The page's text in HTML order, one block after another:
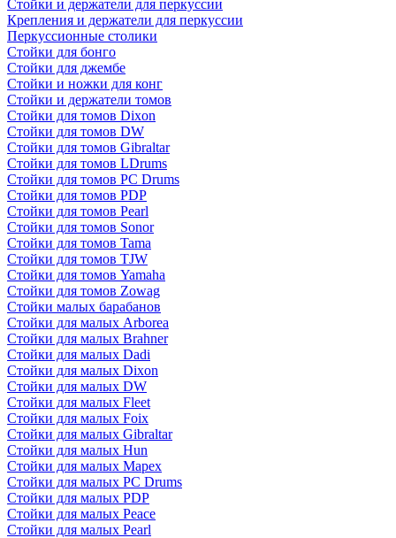
Стойки и держатели для перкуссии
Крепления и держатели для перкуссии
Перкуссионные столики
Стойки для бонго
Стойки для джембе
Стойки и ножки для конг
Стойки и держатели томов
Стойки для томов Dixon
Стойки для томов DW
Стойки для томов Gibraltar
Стойки для томов LDrums
Стойки для томов PC Drums
Стойки для томов PDP
Стойки для томов Pearl
Стойки для томов Sonor
Стойки для томов Tama
Стойки для томов TJW
Стойки для томов Yamaha
Стойки для томов Zowag
Стойки малых барабанов
Стойки для малых Arborea
Стойки для малых Brahner
Стойки для малых Dadi
Стойки для малых Dixon
Стойки для малых DW
Стойки для малых Fleet
Стойки для малых Foix
Стойки для малых Gibraltar
Стойки для малых Hun
Стойки для малых Mapex
Стойки для малых PC Drums
Стойки для малых PDP
Стойки для малых Peace
Стойки для малых Pearl